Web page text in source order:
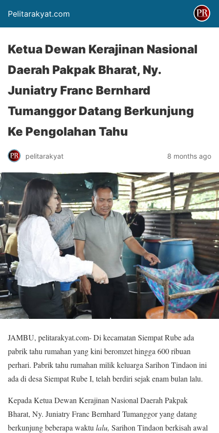
Pelitarakyat.com
Ketua Dewan Kerajinan Nasional
Daerah Pakpak Bharat, Ny.
Juniatry Franc Bernhard
Tumanggor Datang Berkunjung
Ke Pengolahan Tahu
pelitarakyat 8 months ago
JAMBU, pelitarakyat.com- Di kecamatan Siempat Rube ada
pabrik tahu rumahan yang kini beromzet hingga 600 ribuan
perhari. Pabrik tahu rumahan milik keluarga Sarihon Tindaon ini
ada di desa Siempat Rube I, telah berdiri sejak enam bulan lalu.
Kepada Ketua Dewan Kerajinan Nasional Daerah Pakpak
Bharat, Ny. Juniatry Franc Bernhard Tumanggor yang datang
berkunjung beberapa waktu lalu, Sarihon Tindaon berkisah awal